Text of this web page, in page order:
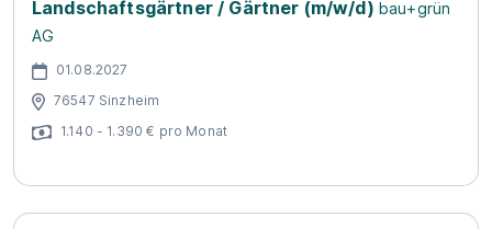
Landschaftsgärtner / Gärtner (m/w/d) bau+grün
AG
01.08.2027
76547 Sinzheim
1.140 - 1.390 € pro Monat